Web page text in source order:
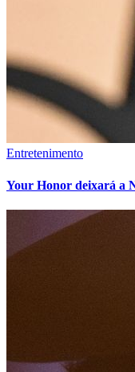
Entretenimento
Your Honor deixará a